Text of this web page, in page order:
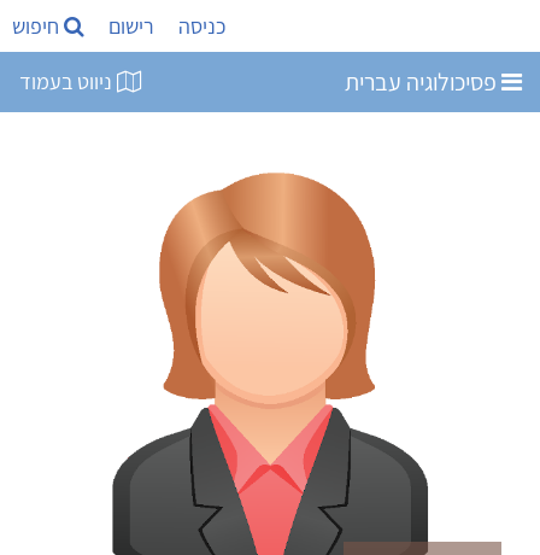
כניסה רישום חיפוש
פסיכולוגיה עברית ניווט בעמוד